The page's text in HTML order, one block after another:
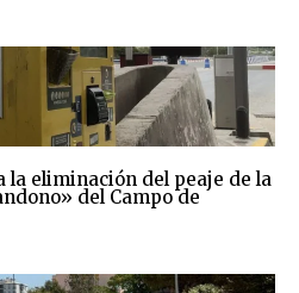
la eliminación del peaje de la
del Campo de